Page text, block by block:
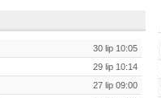
30 lip 10:05
29 lip 10:14
27 lip 09:00